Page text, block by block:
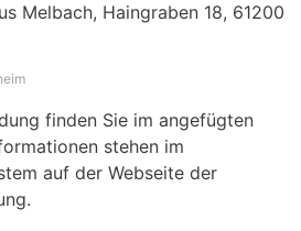
Melbach, Haingraben 18, 61200
finden Sie im angefügten
stehen im
auf der Webseite der